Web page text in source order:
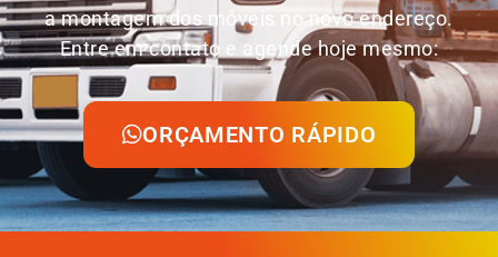
a montagem dos móveis no novo endereço.
Entre em contato e agende hoje mesmo:
ORÇAMENTO RÁPIDO